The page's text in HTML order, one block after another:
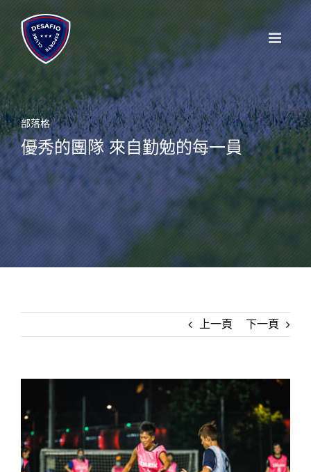
content
部落格
優秀的團隊 來自勤勉的每一員
上一頁 下一頁